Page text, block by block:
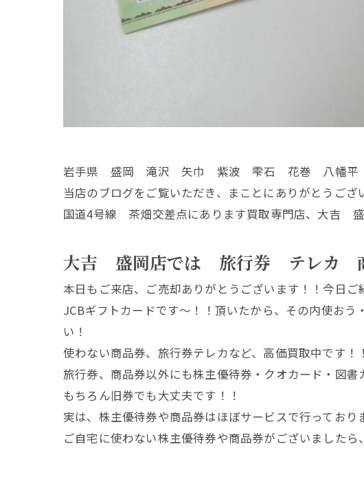
岩手県 盛岡 滝沢 矢巾 紫波 雫石 花巻 八幡平
当店のブログをご覧いただき、まことにありがとうござ
国道4号線 茶畑交差点にあります買取専門店、大吉 盛
大吉 盛岡店では 旅行券 テレカ
本日もご来店、ご売却ありがとうございます！！今日ご
JCBギフトカードです～！！頂いたから、その内使お
い！
使わない商品券、旅行券テレカなど、高価買取中です！！
旅行券、商品券以外にも株主優待券・クオカード・図
もちろん旧券でも大丈夫です！！
実は、株主優待券や商品券はほぼサービスで行っており
ご自宅に使わない株主優待券や商品券がございましたら